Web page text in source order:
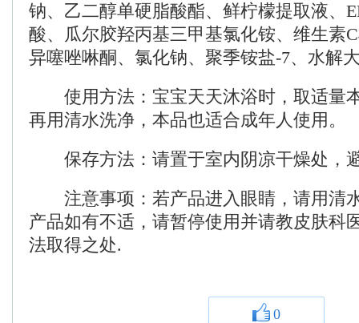
钠、乙二醇单硬脂酸酯、鲜柠檬提取液、
酸、瓜尔胶羟丙基三甲基氯化铵、维生素
异噻唑啉酮、氯化钠、聚季铵盐-7、水解
使用方法：宝宝天天沐浴时，取适量
再用清水洗净，本品也适合成年人使用。
保存方法：请置于室内阴凉干燥处，
注意事项：若产品进入眼睛，请用清
产品如有不适，请暂停使用并请教皮肤科
法取得之处.
0